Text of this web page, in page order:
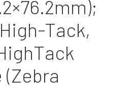
Tack,